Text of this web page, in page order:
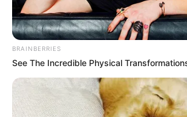
A miniszterelnök támogatói
durvának tartják majd a
kritikusai valószínűleg úgy érzik,
mennyire kiélezett a magyar
Sándor pedig ezúttal sem maradt
BRAINBERRIES
See The Incredible Physical